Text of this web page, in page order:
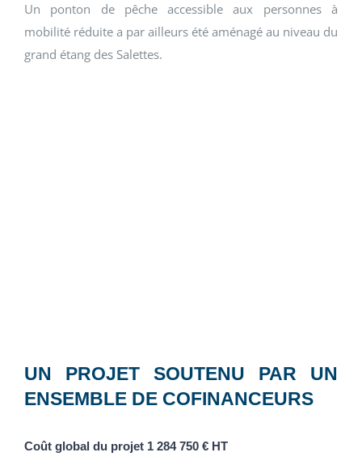
Un ponton de pêche accessible aux personnes à
mobilité réduite a par ailleurs été aménagé au niveau du
grand étang des Salettes.
UN PROJET SOUTENU PAR UN
ENSEMBLE DE COFINANCEURS
Coût global du projet 1 284 750 € HT